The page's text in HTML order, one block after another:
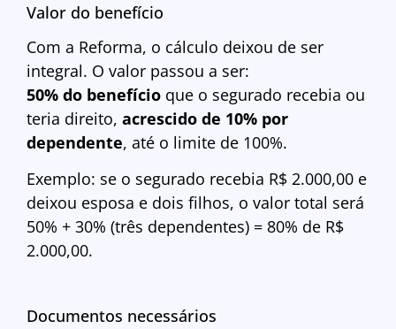
Valor do benefício
Com a Reforma, o cálculo deixou de ser
integral. O valor passou a ser:
50% do benefício que o segurado recebia ou
teria direito, acrescido de 10% por
dependente, até o limite de 100%.
Exemplo: se o segurado recebia R$ 2.000,00 e
deixou esposa e dois filhos, o valor total será
50% + 30% (três dependentes) = 80% de R$
2.000,00.
Documentos necessários